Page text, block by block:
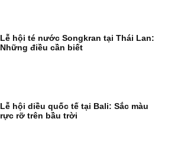
Lễ hội té nước Songkran tại Thái Lan:
Những điều cần biết
Lễ hội diều quốc tế tại Bali: Sắc màu
rực rỡ trên bầu trời